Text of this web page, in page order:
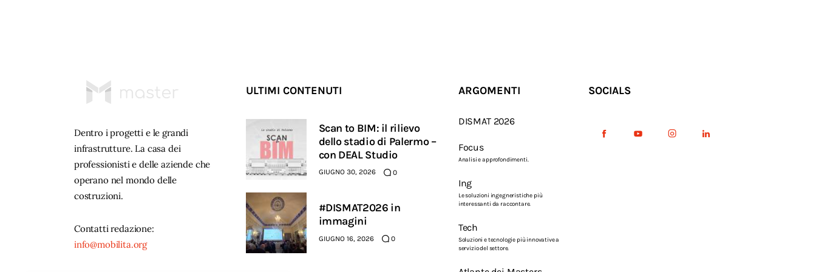
Dentro i progetti e le grandi
infrastrutture. La casa dei
professionisti e delle aziende che
operano nel mondo delle
costruzioni.
Contatti redazione:
info@mobilita.org
ULTIMI CONTENUTI
Scan to BIM: il rilievo
dello stadio di Palermo –
con DEAL Studio
GIUGNO 30, 2026 0
#DISMAT2026 in
immagini
GIUGNO 16, 2026 0
ARGOMENTI
DISMAT 2026
Focus
Analisi e approfondimenti.
Ing
Le soluzioni ingegneristiche più
interessanti da raccontare.
Tech
Soluzioni e tecnologie più innovative a
servizio del settore.
SOCIALS